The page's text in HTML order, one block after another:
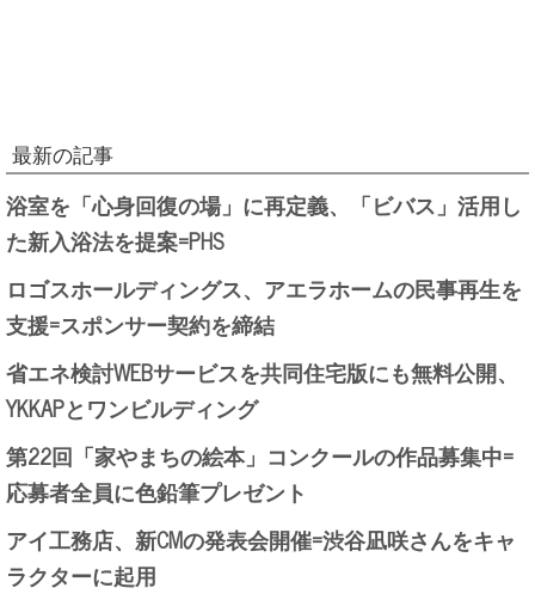
最新の記事
浴室を「心身回復の場」に再定義、「ビバス」活用し
た新入浴法を提案=PHS
ロゴスホールディングス、アエラホームの民事再生を
支援=スポンサー契約を締結
省エネ検討WEBサービスを共同住宅版にも無料公開、
YKKAPとワンビルディング
第22回「家やまちの絵本」コンクールの作品募集中=
応募者全員に色鉛筆プレゼント
アイ工務店、新CMの発表会開催=渋谷凪咲さんをキャ
ラクターに起用